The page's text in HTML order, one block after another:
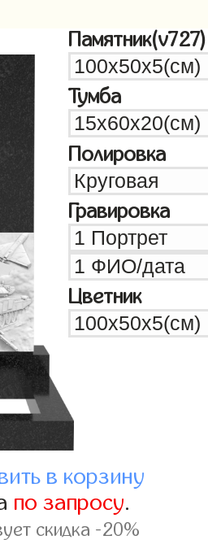
Памятник(v727)
Тумба
Полировка
Гравировка
Цветник
в корзину
по запросу.
скидка -20%